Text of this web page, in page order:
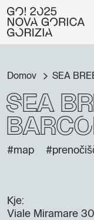
Domov SEA
SEA
#map
Kje:
Viale Miramare